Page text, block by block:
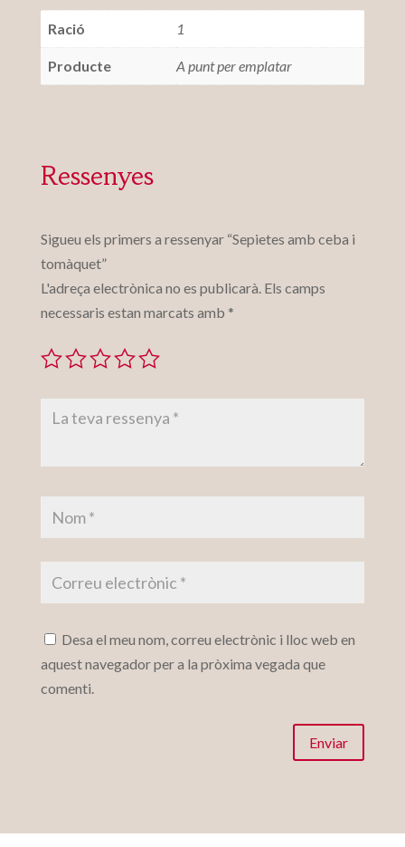
Ració 1
Producte A punt per emplatar
Ressenyes
Sigueu els primers a ressenyar “Sepietes amb ceba i
tomàquet”
L'adreça electrònica no es publicarà. Els camps
necessaris estan marcats amb *
Desa el meu nom, correu electrònic i lloc web en
aquest navegador per a la pròxima vegada que
comenti.
Enviar